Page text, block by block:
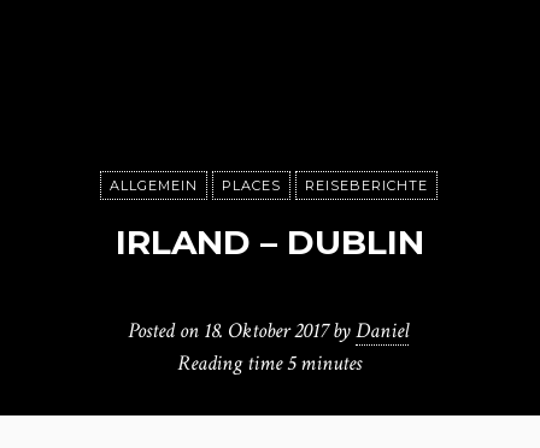
ALLGEMEIN PLACES REISEBERICHTE
IRLAND – DUBLIN
Posted on 18. Oktober 2017 byDaniel
Reading time5 minutes